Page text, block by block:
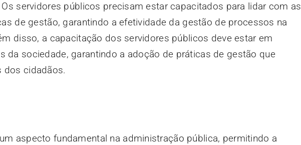
servidores públicos precisam estar capacitados para lidar com as
de gestão, garantindo a efetividade da gestão de processos na
disso, a capacitação dos servidores públicos deve estar em
da sociedade, garantindo a adoção de práticas de gestão que
dos cidadãos.
aspecto fundamental na administração pública, permitindo a